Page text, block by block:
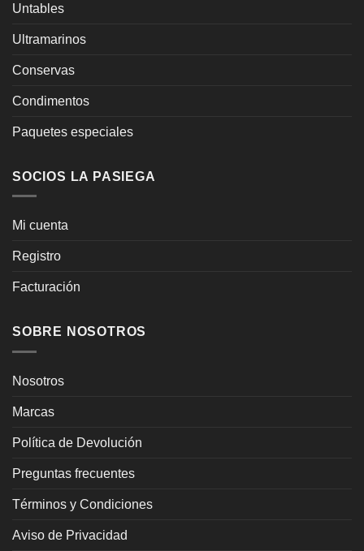
Untables
Ultramarinos
Conservas
Condimentos
Paquetes especiales
SOCIOS LA PASIEGA
Mi cuenta
Registro
Facturación
SOBRE NOSOTROS
Nosotros
Marcas
Política de Devolución
Preguntas frecuentes
Términos y Condiciones
Aviso de Privacidad